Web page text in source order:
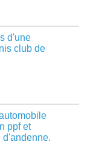
d'une
club de
ppf et
d'andenne.